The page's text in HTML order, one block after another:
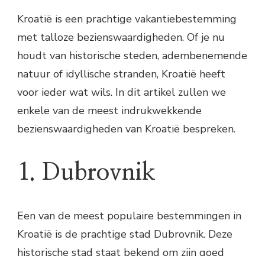
Kroatië is een prachtige vakantiebestemming
met talloze bezienswaardigheden. Of je nu
houdt van historische steden, adembenemende
natuur of idyllische stranden, Kroatië heeft
voor ieder wat wils. In dit artikel zullen we
enkele van de meest indrukwekkende
bezienswaardigheden van Kroatië bespreken.
1. Dubrovnik
Een van de meest populaire bestemmingen in
Kroatië is de prachtige stad Dubrovnik. Deze
historische stad staat bekend om zijn goed